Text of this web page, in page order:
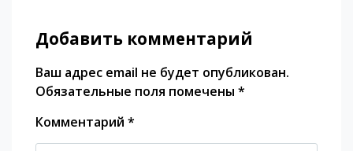
Добавить комментарий
Ваш адрес email не будет опубликован.
Обязательные поля помечены *
Комментарий *